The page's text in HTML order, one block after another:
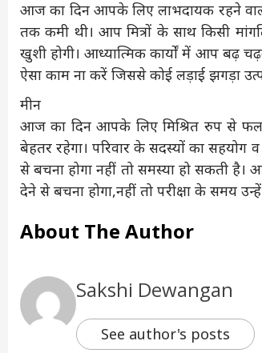
आज का दिन आपके लिए लाभदायक रहने
तक कमी थी। आप मित्रों के साथ किसी
खुशी होगी। आध्यात्मिक कार्यों में आप बढ़
ऐसा काम ना करें जिससे कोई लड़ाई झगड़ा
मीन
आज का दिन आपके लिए मिश्रित रुप से
बेहतर रहेगा। परिवार के सदस्यों का
से बचना होगा नहीं तो समस्या हो सकती
देने से बचना होगा,नहीं तो परीक्षा के समय
About The Author
Sakshi Dewangan
See author's posts